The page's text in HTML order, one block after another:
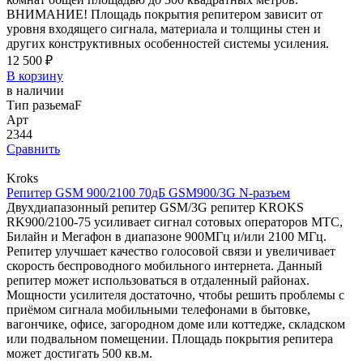
ВНИМАНИЕ! Площадь покрытия репитером зависит от
уровня входящего сигнала, материала и толщины стен и
других конструктивных особенностей системы усиления.
12 500 ₽
В корзину
в наличии
Тип разьемаF
Арт
2344
Сравнить
Kroks
Репитер GSM 900/2100 70дБ GSM900/3G N-разъем
Двухдиапазонный репитер GSM/3G репитер KROKS
RK900/2100-75 усиливает сигнал сотовых операторов МТС,
Билайн и Мегафон в диапазоне 900МГц и/или 2100 МГц.
Репитер улучшает качество голосовой связи и увеличивает
скорость беспроводного мобильного интернета. Данный
репитер может использоваться в отдаленный районах.
Мощности усилителя достаточно, чтобы решить проблемы с
приёмом сигнала мобильными телефонами в бытовке,
вагончике, офисе, загородном доме или коттедже, складском
или подвальном помещении. Площадь покрытия репитера
может достигать 500 кв.м.